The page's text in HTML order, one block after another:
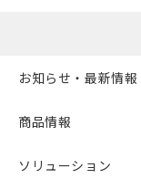
お知らせ・最新情報
商品情報
ソリューション